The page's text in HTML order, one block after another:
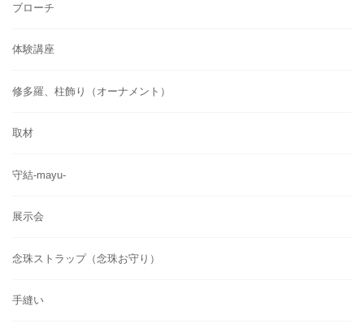
ブローチ
体験講座
修多羅、柱飾り（オーナメント）
取材
守結-mayu-
展示会
念珠ストラップ（念珠お守り）
手縫い